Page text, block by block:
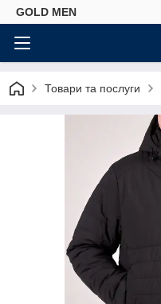
GOLD MEN
Товари та послуги